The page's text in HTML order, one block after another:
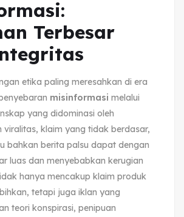
Terbesar
etika paling meresahkan di era
misinformasi melalui
yang didominasi oleh
viralitas, klaim yang tidak berdasar,
bahkan berita palsu dapat dengan
luas dan menyebabkan kerugian
hanya mencakup klaim produk
tetapi juga iklan yang
teori konspirasi, penipuan